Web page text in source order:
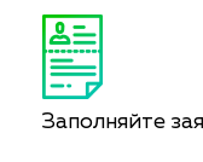
Заполняйте